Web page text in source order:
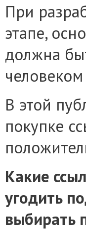
При
этапе,
должна
В этой
покупке
Какие
угодить
выбирать